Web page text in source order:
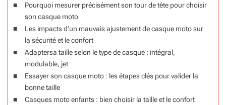
Pourquoi mesurer précisément son tour de tête pour choisir
son casque moto
Les impacts d’un mauvais ajustement de casque moto sur
la sécurité et le confort
Adaptersa taille selon le type de casque : intégral,
modulable, jet
Essayer son casque moto : les étapes clés pour valider la
bonne taille
Casques moto enfants : bien choisir la taille et le confort